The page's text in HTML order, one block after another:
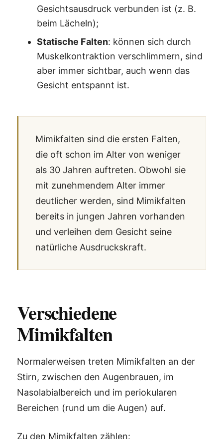
Gesichtsausdruck verbunden ist (z. B.
beim Lächeln);
Statische Falten: können sich durch
Muskelkontraktion verschlimmern, sind
aber immer sichtbar, auch wenn das
Gesicht entspannt ist.
Mimikfalten sind die ersten Falten,
die oft schon im Alter von weniger
als 30 Jahren auftreten. Obwohl sie
mit zunehmendem Alter immer
deutlicher werden, sind Mimikfalten
bereits in jungen Jahren vorhanden
und verleihen dem Gesicht seine
natürliche Ausdruckskraft.
Verschiedene
Mimikfalten
Normalerweisen treten Mimikfalten an der
Stirn, zwischen den Augenbrauen, im
Nasolabialbereich und im periokularen
Bereichen (rund um die Augen) auf.
Zu den Mimikfalten zählen: